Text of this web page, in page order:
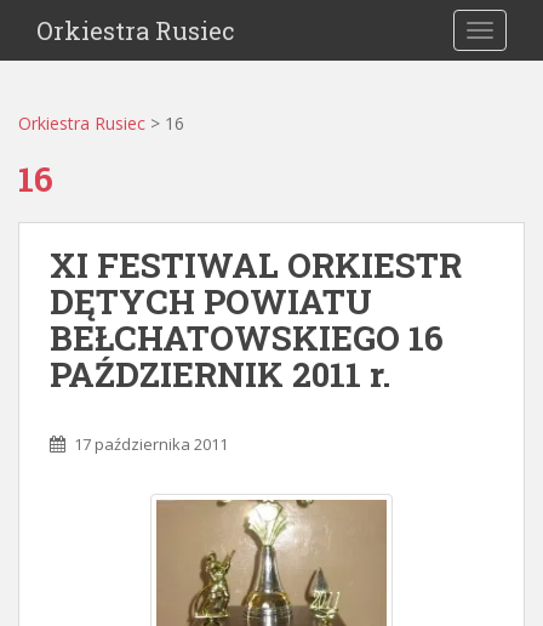
Orkiestra Rusiec
Orkiestra Rusiec > 16
16
XI FESTIWAL ORKIESTR
DĘTYCH POWIATU
BEŁCHATOWSKIEGO 16
PAŹDZIERNIK 2011 r.
17 października 2011